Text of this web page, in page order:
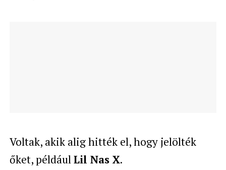
Voltak, akik alig hitték el, hogy jelölték
őket, példáulLil Nas X.